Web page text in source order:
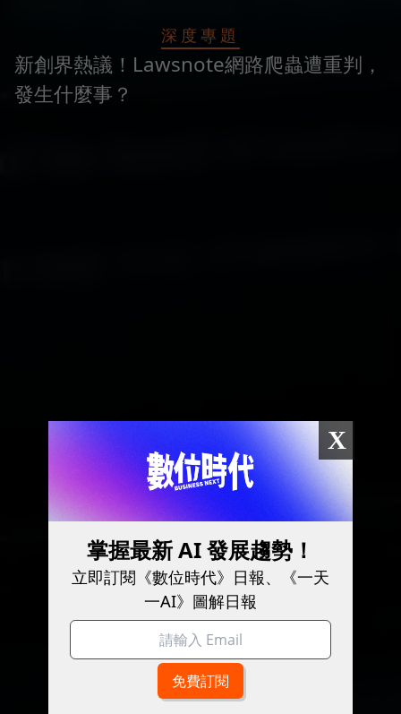
深度專題
新創界熱議！Lawsnote網路爬蟲遭重判，
發生什麼事？
X
掌握最新 AI 發展趨勢！
立即訂閱《數位時代》日報、《一天
一AI》圖解日報